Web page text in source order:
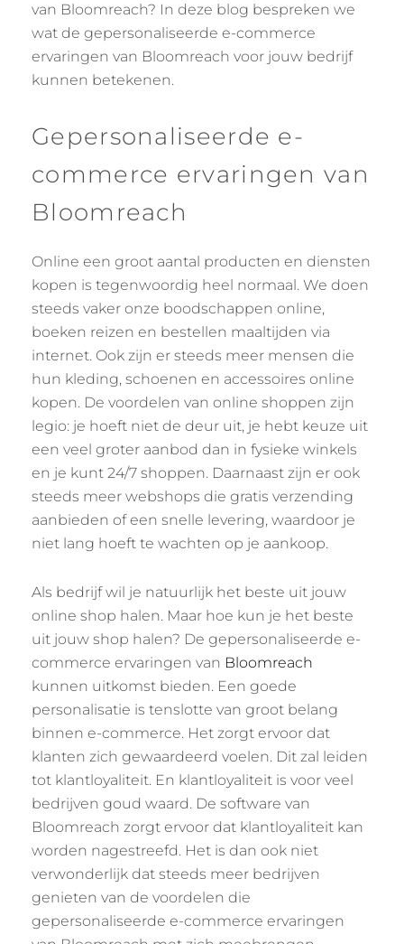
van Bloomreach? In deze blog bespreken we
wat de gepersonaliseerde e-commerce
ervaringen van Bloomreach voor jouw bedrijf
kunnen betekenen.
Gepersonaliseerde e-
commerce ervaringen van
Bloomreach
Online een groot aantal producten en diensten
kopen is tegenwoordig heel normaal. We doen
steeds vaker onze boodschappen online,
boeken reizen en bestellen maaltijden via
internet. Ook zijn er steeds meer mensen die
hun kleding, schoenen en accessoires online
kopen. De voordelen van online shoppen zijn
legio: je hoeft niet de deur uit, je hebt keuze uit
een veel groter aanbod dan in fysieke winkels
en je kunt 24/7 shoppen. Daarnaast zijn er ook
steeds meer webshops die gratis verzending
aanbieden of een snelle levering, waardoor je
niet lang hoeft te wachten op je aankoop.
Als bedrijf wil je natuurlijk het beste uit jouw
online shop halen. Maar hoe kun je het beste
uit jouw shop halen? De gepersonaliseerde e-
commerce ervaringen van Bloomreach
kunnen uitkomst bieden. Een goede
personalisatie is tenslotte van groot belang
binnen e-commerce. Het zorgt ervoor dat
klanten zich gewaardeerd voelen. Dit zal leiden
tot klantloyaliteit. En klantloyaliteit is voor veel
bedrijven goud waard. De software van
Bloomreach zorgt ervoor dat klantloyaliteit kan
worden nagestreefd. Het is dan ook niet
verwonderlijk dat steeds meer bedrijven
genieten van de voordelen die
gepersonaliseerde e-commerce ervaringen